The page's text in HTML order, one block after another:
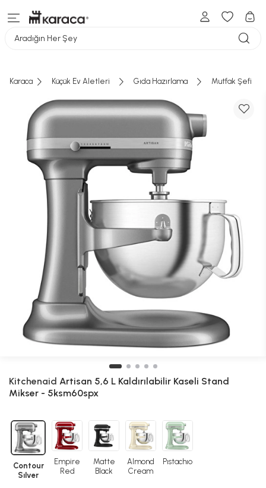
Aradığın Her Şey
Sepete eklemeye devam etmek ister
misiniz?
Sepete eklemek üzere olduğunuz ürün, fotoğrafından
farklı renk ve desende gönderilebilir.
Sepete Ekle
Karaca Küçük Ev Aletleri Gıda Hazırlama Mutfak Şefi
Kitchenaid Artisan 5,6 L Kaldırılabilir Kaseli Stand
Mikser - 5ksm60spx
Contour
Sılver
Empire
Red
Matte
Black
Almond
Cream
Pıstachıo
Seçtiğiniz ürün(ler) sepete eklendi
ALIŞVERİŞE DEVAM ET